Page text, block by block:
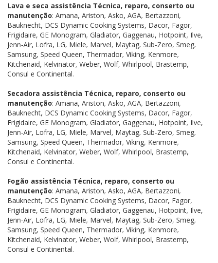
Lava e seca assistência Técnica, reparo, conserto ou
manutenção: Amana, Ariston, Asko, AGA, Bertazzoni,
Bauknecht, DCS Dynamic Cooking Systems, Dacor, Fagor,
Frigidaire, GE Monogram, Gladiator, Gaggenau, Hotpoint, Ilve,
Jenn-Air, Lofra, LG, Miele, Marvel, Maytag, Sub-Zero, Smeg,
Samsung, Speed Queen, Thermador, Viking, Kenmore,
Kitchenaid, Kelvinator, Weber, Wolf, Whirlpool, Brastemp,
Consul e Continental.
Secadora assistência Técnica, reparo, conserto ou
manutenção: Amana, Ariston, Asko, AGA, Bertazzoni,
Bauknecht, DCS Dynamic Cooking Systems, Dacor, Fagor,
Frigidaire, GE Monogram, Gladiator, Gaggenau, Hotpoint, Ilve,
Jenn-Air, Lofra, LG, Miele, Marvel, Maytag, Sub-Zero, Smeg,
Samsung, Speed Queen, Thermador, Viking, Kenmore,
Kitchenaid, Kelvinator, Weber, Wolf, Whirlpool, Brastemp,
Consul e Continental.
Fogão assistência Técnica, reparo, conserto ou
manutenção: Amana, Ariston, Asko, AGA, Bertazzoni,
Bauknecht, DCS Dynamic Cooking Systems, Dacor, Fagor,
Frigidaire, GE Monogram, Gladiator, Gaggenau, Hotpoint, Ilve,
Jenn-Air, Lofra, LG, Miele, Marvel, Maytag, Sub-Zero, Smeg,
Samsung, Speed Queen, Thermador, Viking, Kenmore,
Kitchenaid, Kelvinator, Weber, Wolf, Whirlpool, Brastemp,
Consul e Continental.